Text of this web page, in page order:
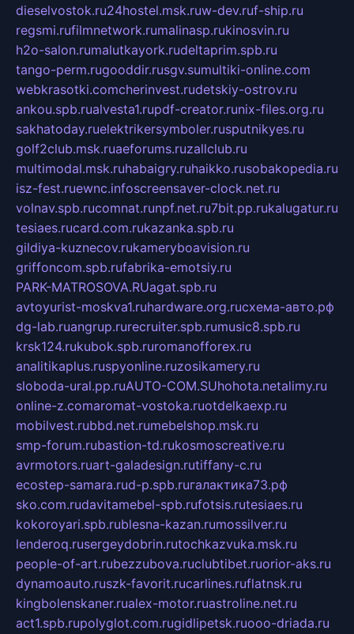
dieselvostok.ru24hostel.msk.ruw-dev.ruf-ship.ru
regsmi.rufilmnetwork.rumalinasp.rukinosvin.ru
h2o-salon.rumalutkayork.rudeltaprim.spb.ru
tango-perm.rugooddir.rusgv.sumultiki-online.com
webkrasotki.comcherinvest.rudetskiy-ostrov.ru
ankou.spb.rualvesta1.rupdf-creator.runix-files.org.ru
sakhatoday.ruelektrikersymboler.rusputnikyes.ru
golf2club.msk.ruaeforums.ruzallclub.ru
multimodal.msk.ruhabaigry.ruhaikko.rusobakopedia.ru
isz-fest.ruewnc.infoscreensaver-clock.net.ru
volnav.spb.rucomnat.runpf.net.ru7bit.pp.rukalugatur.ru
tesiaes.rucard.com.rukazanka.spb.ru
gildiya-kuznecov.rukameryboavision.ru
griffoncom.spb.rufabrika-emotsiy.ru
PARK-MATROSOVA.RUagat.spb.ru
avtoyurist-moskva1.ruhardware.org.ruсхема-авто.рф
dg-lab.ruangrup.rurecruiter.spb.rumusic8.spb.ru
krsk124.rukubok.spb.ruromanofforex.ru
analitikaplus.ruspyonline.ruzosikamery.ru
sloboda-ural.pp.ruAUTO-COM.SUhohota.netalimy.ru
online-z.comaromat-vostoka.ruotdelkaexp.ru
mobilvest.rubbd.net.rumebelshop.msk.ru
smp-forum.rubastion-td.rukosmoscreative.ru
avrmotors.ruart-galadesign.rutiffany-c.ru
ecostep-samara.rud-p.spb.ruгалактика73.рф
sko.com.rudavitamebel-spb.rufotsis.rutesiaes.ru
kokoroyari.spb.rublesna-kazan.rumossilver.ru
lenderoq.rusergeydobrin.rutochkazvuka.msk.ru
people-of-art.rubezzubova.ruclubtibet.ruorior-aks.ru
dynamoauto.ruszk-favorit.rucarlines.ruflatnsk.ru
kingbolenskaner.rualex-motor.ruastroline.net.ru
act1.spb.rupolyglot.com.rugidlipetsk.ruooo-driada.ru